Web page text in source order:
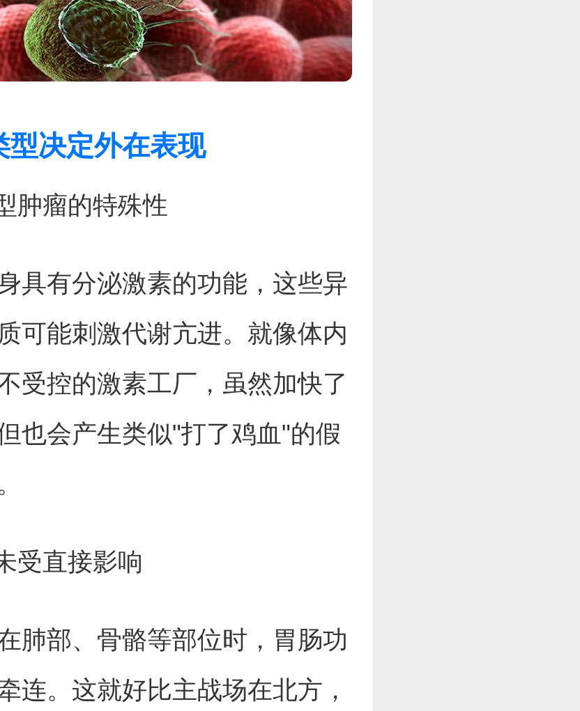
型决定外在表现
肿瘤的特殊性
具有分泌激素的功能，这些异
可能刺激代谢亢进。就像体内
受控的激素工厂，虽然加快了
也会产生类似"打了鸡血"的假
受直接影响
肺部、骨骼等部位时，胃肠功
连。这就好比主战场在北方，